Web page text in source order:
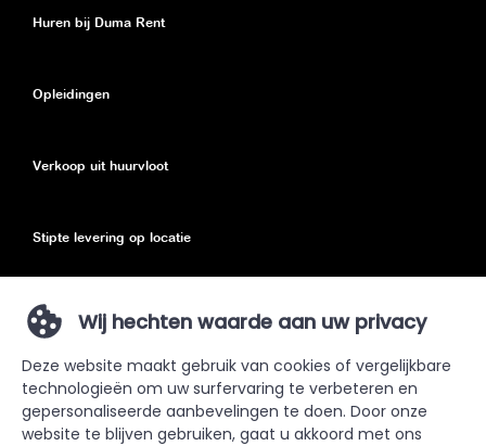
Huren bij Duma Rent
Opleidingen
Verkoop uit huurvloot
Stipte levering op locatie
Eco toeslag
Privacy Policy
Sitemap
Wij hechten waarde aan uw privacy
Deze website maakt gebruik van cookies of vergelijkbare
technologieën om uw surfervaring te verbeteren en
gepersonaliseerde aanbevelingen te doen. Door onze
website te blijven gebruiken, gaat u akkoord met ons